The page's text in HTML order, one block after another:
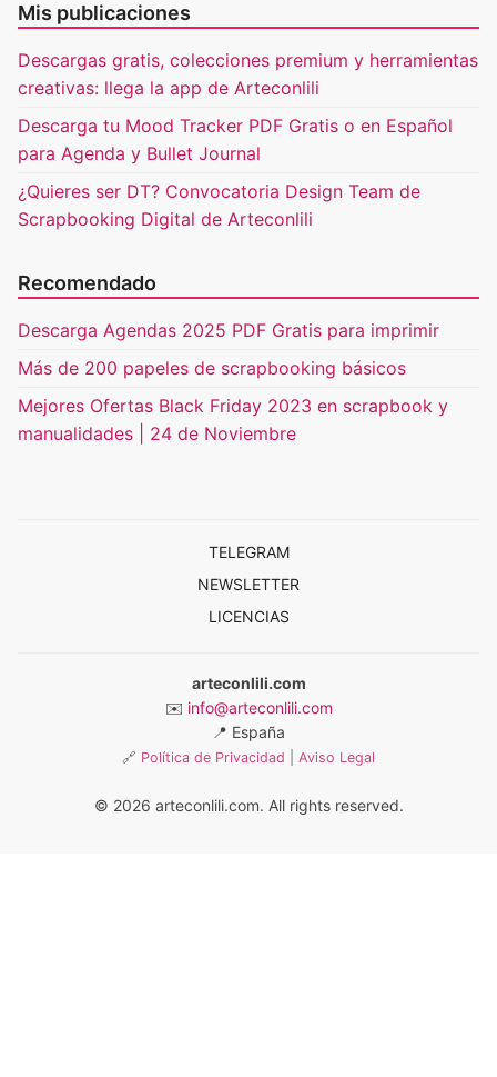
Mis publicaciones
Descargas gratis, colecciones premium y herramientas
creativas: llega la app de Arteconlili
Descarga tu Mood Tracker PDF Gratis o en Español
para Agenda y Bullet Journal
¿Quieres ser DT? Convocatoria Design Team de
Scrapbooking Digital de Arteconlili
Recomendado
Descarga Agendas 2025 PDF Gratis para imprimir
Más de 200 papeles de scrapbooking básicos
Mejores Ofertas Black Friday 2023 en scrapbook y
manualidades | 24 de Noviembre
TELEGRAM
NEWSLETTER
LICENCIAS
arteconlili.com
✉️ info@arteconlili.com
📍 España
🔗 Política de Privacidad Aviso Legal
© 2026 arteconlili.com. All rights reserved.